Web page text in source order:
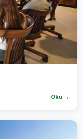
Oku →